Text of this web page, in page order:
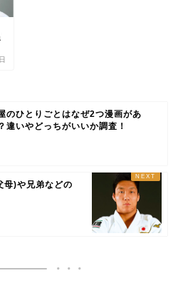
のひとりごとはなぜ2つ漫画があ
違いやどっちがいいか調査！
母)や兄弟などの